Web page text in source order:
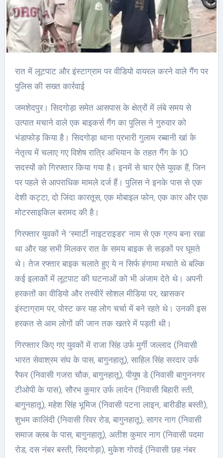
रात में लूटपाट और इंस्टाग्राम पर वीडियो वायरल करने वाले गैंग पर
पुलिस की सख्त कार्रवाई
जमशेदपुर। सिदगोड़ा समेत आसपास के क्षेत्रों में लंबे समय से
उत्पात मचाने वाले एक बाइकर्स गैंग का पुलिस ने गुरुवार को
भंडाफोड़ किया है। सिदगोड़ा थाना प्रभारी गुलाम रब्बानी खां के
नेतृत्व में चलाए गए विशेष रात्रि अभियान के तहत गैंग के 10
सदस्यों को गिरफ्तार किया गया है। इनमें से चार ऐसे युवक हैं, जिन
पर पहले से आपराधिक मामले दर्ज हैं। पुलिस ने इनके पास से एक
देशी कट्टा, दो जिंदा कारतूस, एक मोबाइल फोन, एक कार और एक
मोटरसाइकिल बरामद की है।
गिरफ्तार युवकों ने ‘स्मार्टी नाइटराइडर’ नाम से एक ग्रुप बना रखा
था और यह सभी मिलकर रात के समय बाइक से सड़कों पर घूमते
थे। तेज रफ्तार बाइक चलाते हुए ये न सिर्फ हंगामा मचाते थे बल्कि
कई इलाकों में लूटपाट की घटनाओं को भी अंजाम देते थे। अपनी
हरकतों का वीडियो और तस्वीरें सोशल मीडिया पर, खासकर
इंस्टाग्राम पर, पोस्ट कर यह लोग चर्चा में बने रहते थे। उनकी इस
हरकत से आम लोगों की जान तक खतरे में पड़ती थी।
गिरफ्तार किए गए युवकों में राजा सिंह उर्फ मुर्गी जल्लाद (निवासी
भारत सेवाश्रम संघ के पास, बागुनहातू), साहिल सिंह सरदार उर्फ
रैफर (निवासी गजरा चौक, बागुनहातू), पीयुष डे (निवासी बागुननगर
टीओपी के पास), सौरभ कुमार उर्फ लादेन (निवासी बिहारी स्ती,
बागुनहातू), महेश सिंह भूमिज (निवासी पटना लाइन, बारीडीह बस्ती),
शुभम कालिंदी (निवासी रिवर रोड, बागुनहातू), सागर नाग (निवासी
समाज क्लब के पास, बागुनहातू), अतीश कुमार नाग (निवासी पदमा
रोड, दस नंबर बस्ती, सिदगोड़ा), मुकेश गोराई (निवासी छह नंबर